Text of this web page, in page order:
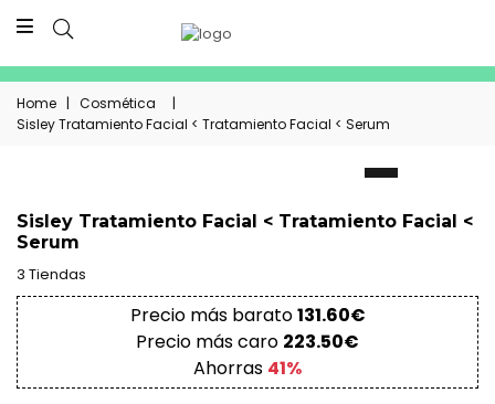
Home | Cosmética
|
Sisley Tratamiento Facial < Tratamiento Facial < Serum
Sisley Tratamiento Facial < Tratamiento Facial <
Serum
3 Tiendas
Precio más barato131.60€
Precio más caro 223.50€
Ahorras 41%